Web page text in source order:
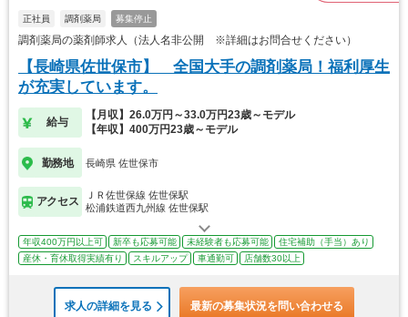
正社員 調剤薬局 募集停止
調剤薬局の薬剤師求人（法人名非公開 ※詳細はお問合せください）
【長崎県佐世保市】 全国大手の調剤薬局！福利厚生
が充実しています。
給与
【月収】26.0万円～33.0万円23歳～モデル
【年収】400万円23歳～モデル
勤務地 長崎県 佐世保市
アクセス
ＪＲ佐世保線 佐世保駅
松浦鉄道西九州線 佐世保駅
年収400万円以上可 新卒も応募可能 未経験者も応募可能
住宅補助（手当）あり
産休・育休取得実績有り
スキルアップ 車通勤可 店舗数30以上
求人の詳細を見る 最新の募集状況を問い合わせる